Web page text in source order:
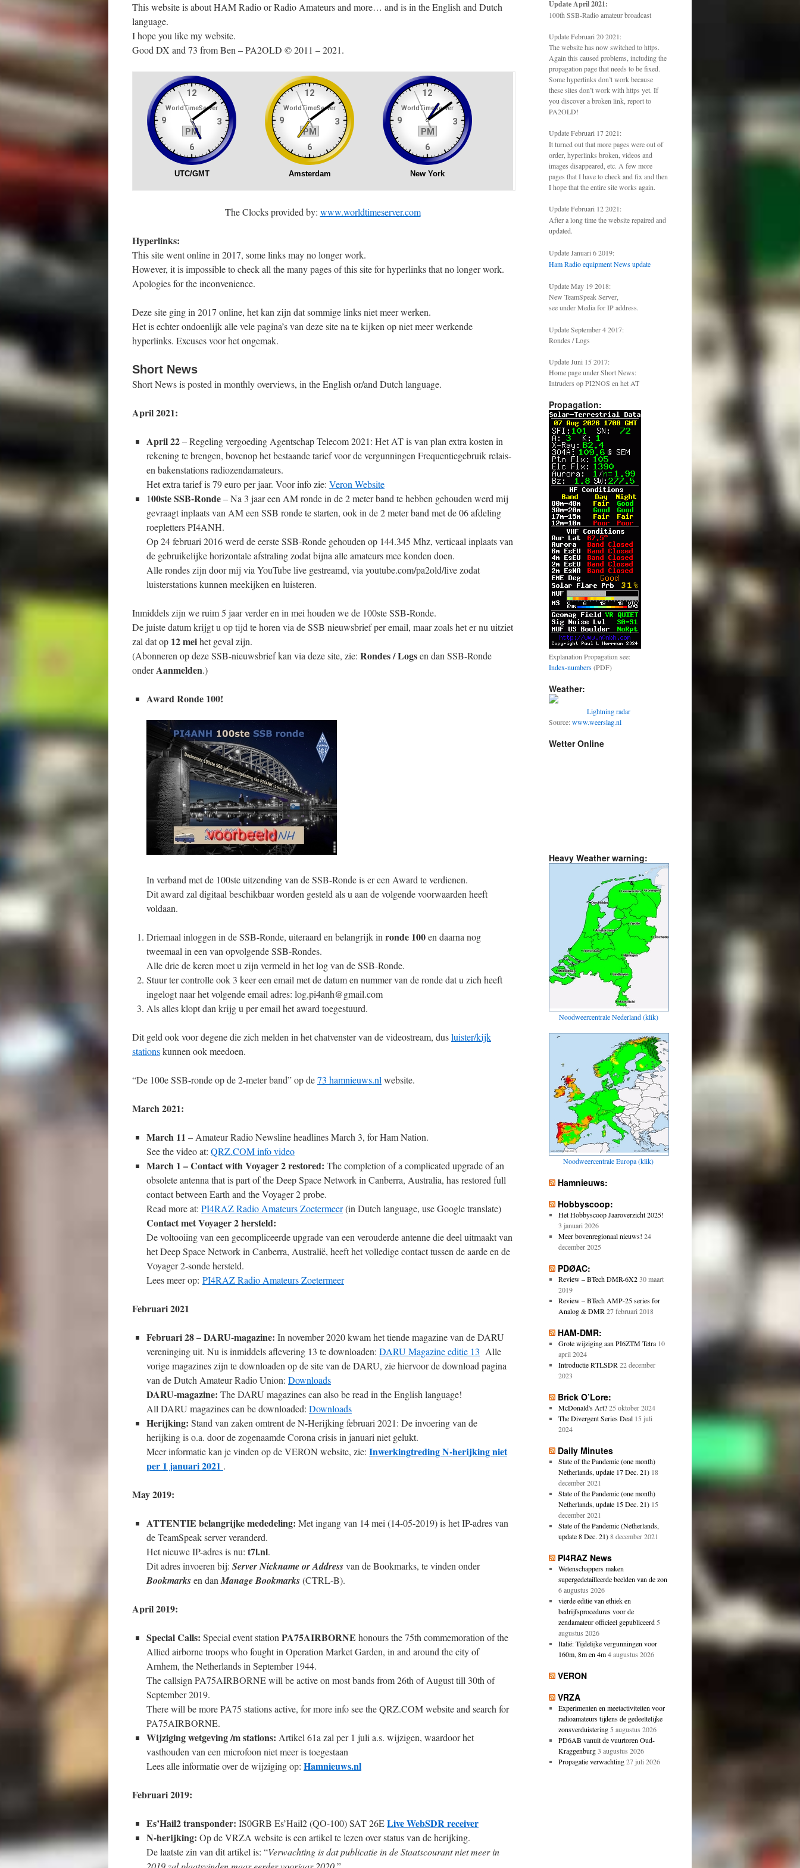
This website is about HAM Radio or Radio Amateurs and more… and is in the English and Dutch
language.
I hope you like my website.
Good DX and 73 from Ben – PA2OLD © 2011 – 2021.
The Clocks provided by: www.worldtimeserver.com
Hyperlinks:
This site went online in 2017, some links may no longer work.
However, it is impossible to check all the many pages of this site for hyperlinks that no longer work.
Apologies for the inconvenience.
Deze site ging in 2017 online, het kan zijn dat sommige links niet meer werken.
Het is echter ondoenlijk alle vele pagina’s van deze site na te kijken op niet meer werkende
hyperlinks. Excuses voor het ongemak.
Short News
Short News is posted in monthly overviews, in the English or/and Dutch language.
April 2021:
April 22– Regeling vergoeding Agentschap Telecom 2021: Het AT is van plan extra kosten in
rekening te brengen, bovenop het bestaande tarief voor de vergunningen Frequentiegebruik relais-
en bakenstations radiozendamateurs.
Het extra tarief is 79 euro per jaar. Voor info zie: Veron Website
100ste SSB-Ronde– Na 3 jaar een AM ronde in de 2 meter band te hebben gehouden werd mij
gevraagt inplaats van AM een SSB ronde te starten, ook in de 2 meter band met de 06 afdeling
roepletters PI4ANH.
Op 24 februari 2016 werd de eerste SSB-Ronde gehouden op 144.345 Mhz, verticaal inplaats van
de gebruikelijke horizontale afstraling zodat bijna alle amateurs mee konden doen.
Alle rondes zijn door mij via YouTube live gestreamd, via youtube.com/pa2old/live zodat
luisterstations kunnen meekijken en luisteren.
Inmiddels zijn we ruim 5 jaar verder en in mei houden we de 100ste SSB-Ronde.
De juiste datum krijgt u op tijd te horen via de SSB nieuwsbrief per email, maar zoals het er nu uitziet
zal dat op 12 meihet geval zijn.
(Abonneren op deze SSB-nieuwsbrief kan via deze site, zie: Rondes / Logsen dan SSB-Ronde
onderAanmelden.)
Award Ronde 100!
In verband met de 100ste uitzending van de SSB-Ronde is er een Award te verdienen.
Dit award zal digitaal beschikbaar worden gesteld als u aan de volgende voorwaarden heeft
voldaan.
Driemaal inloggen in de SSB-Ronde, uiteraard en belangrijk in ronde 100en daarna nog
tweemaal in een van opvolgende SSB-Rondes.
Alle drie de keren moet u zijn vermeld in het log van de SSB-Ronde.
Stuur ter controlle ook 3 keer een email met de datum en nummer van de ronde dat u zich heeft
ingelogt naar het volgende email adres: log.pi4anh@gmail.com
Als alles klopt dan krijg u per email het award toegestuurd.
Dit geld ook voor degene die zich melden in het chatvenster van de videostream, dusluister/kijk
stationskunnen ook meedoen.
“De 100e SSB-ronde op de 2-meter band” op de73 hamnieuws.nl website.
March 2021:
March 11 – Amateur Radio Newsline headlines March 3, for Ham Nation.
See the video at: QRZ.COM info video
March 1 –Contact with Voyager 2 restored: The completion of a complicated upgrade of an
obsolete antenna that is part of the Deep Space Network in Canberra, Australia, has restored full
contact between Earth and the Voyager 2 probe.
Read more at: PI4RAZ Radio Amateurs Zoetermeer(in Dutch language, use Google translate)
Contact met Voyager 2 hersteld:
De voltooiing van een gecompliceerde upgrade van een verouderde antenne die deel uitmaakt van
het Deep Space Network in Canberra, Australië, heeft het volledige contact tussen de aarde en de
Voyager 2-sonde hersteld.
Lees meer op: PI4RAZ Radio Amateurs Zoetermeer
Februari 2021
Februari 28 –DARU-magazine: In november 2020 kwam het tiende magazine van de DARU
vereninging uit. Nu is inmiddels aflevering 13 te downloaden: DARU Magazine editie 13 Alle
vorige magazines zijn te downloaden op de site van de DARU, zie hiervoor de download pagina
van de Dutch Amateur Radio Union: Downloads
DARU-magazine: The DARU magazines can also be read in the English language!
All DARU magazines can be downloaded: Downloads
Herijking: Stand van zaken omtrent de N-Herijking februari 2021: De invoering van de
herijking is o.a. door de zogenaamde Corona crisis in januari niet gelukt.
Meer informatie kan je vinden op de VERON website, zie: Inwerkingtreding N-herijking niet
per 1 januari 2021 .
May 2019:
ATTENTIE belangrijke mededeling: Met ingang van 14 mei (14-05-2019) is het IP-adres van
de TeamSpeak server veranderd.
Het nieuwe IP-adres is nu: t7l.nl.
Dit adres invoeren bij: Server Nickname or Addressvan de Bookmarks, te vinden onder
Bookmarksen dan Manage Bookmarks(CTRL-B).
April 2019:
Special Calls: Special event station PA75AIRBORNE honours the 75th commemoration of the
Allied airborne troops who fought in Operation Market Garden, in and around the city of
Arnhem, the Netherlands in September 1944.
The callsign PA75AIRBORNE will be active on most bands from 26th of August till 30th of
September 2019.
There will be more PA75 stations active, for more info see the QRZ.COM website and search for
PA75AIRBORNE.
Wijziging wetgeving /m stations: Artikel 61a zal per 1 juli a.s. wijzigen, waardoor het
vasthouden van een microfoon niet meer is toegestaan
Lees alle informatie over de wijziging op: Hamnieuws.nl
Februari 2019:
Es’Hail2 transponder: IS0GRB Es’Hail2 (QO-100) SAT 26ELive WebSDR receiver
N-herijking: Op de VRZA website is een artikel te lezen over status van de herijking.
De laatste zin van dit artikel is: “Verwachting is dat publicatie in de Staatscourant niet meer in
Update April 2021:
100th SSB-Radio amateur broadcast
Update Februari 20 2021:
The website has now switched to https.
Again this caused problems, including the
propagation page that needs to be fixed.
Some hyperlinks don’t work because
these sites don’t work with https yet. If
you discover a broken link, report to
PA2OLD!
Update Februari 17 2021:
It turned out that more pages were out of
order, hyperlinks broken, videos and
images disappeared, etc. A few more
pages that I have to check and fix and then
I hope that the entire site works again.
Update Februari 12 2021:
After a long time the website repaired and
updated.
Update Januari 6 2019:
Ham Radio equipment News update
Update May 19 2018:
New TeamSpeak Server,
see under Media for IP address.
Update September 4 2017:
Rondes / Logs
Update Juni 15 2017:
Home page under Short News:
Intruders op PI2NOS en het AT
Propagation:
Explanation Propagation see:
Index-numbers(PDF)
Weather:
Lightning radar
Source:www.weerslag.nl
Wetter Online
Heavy Weather warning:
Noodweercentrale Nederland (klik)
Noodweercentrale Europa (klik)
Hamnieuws:
Hobbyscoop:
Het Hobbyscoop Jaaroverzicht 2025!
3 januari 2026
Meer bovenregionaal nieuws! 24
december 2025
PDØAC:
Review – BTech DMR-6X2 30 maart
2019
Review – BTech AMP-25 series for
Analog & DMR 27 februari 2018
HAM-DMR:
Grote wijziging aan PI6ZTM Tetra 10
april 2024
Introductie RTLSDR 22 december
2023
Brick O’Lore:
McDonald's Art? 25 oktober 2024
The Divergent Series Deal 15 juli
2024
Daily Minutes
State of the Pandemic (one month)
Netherlands, update 17 Dec. 21) 18
december 2021
State of the Pandemic (one month)
Netherlands, update 15 Dec. 21) 15
december 2021
State of the Pandemic (Netherlands,
update 8 Dec. 21) 8 december 2021
PI4RAZ News
Wetenschappers maken
supergedetailleerde beelden van de zon
6 augustus 2026
vierde editie van ethiek en
bedrijfsprocedures voor de
zendamateur officieel gepubliceerd 5
augustus 2026
Italië: Tijdelijke vergunningen voor
160m, 8m en 4m 4 augustus 2026
VERON
VRZA
Experimenten en meetactiviteiten voor
radioamateurs tijdens de gedeeltelijke
zonsverduistering 5 augustus 2026
PD6AB vanuit de vuurtoren Oud-
Kraggenburg 3 augustus 2026
Propagatie verwachting 27 juli 2026